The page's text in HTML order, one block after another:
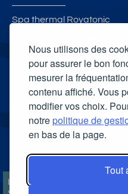
Nous utilisons des
pour assurer le bon
mesurer la
contenu affiché. Vous
modifier vos choix.
notrepolitique de
en bas de la page.
Tout
Spa thermal Royatonic
Les Bains du Mont-Blanc
Carte cadeau spa Vichy
Carte cadeau spa
Carte cadeau spa
Carte cadeau spa Châtel-
LesCuristes.fr participe et est